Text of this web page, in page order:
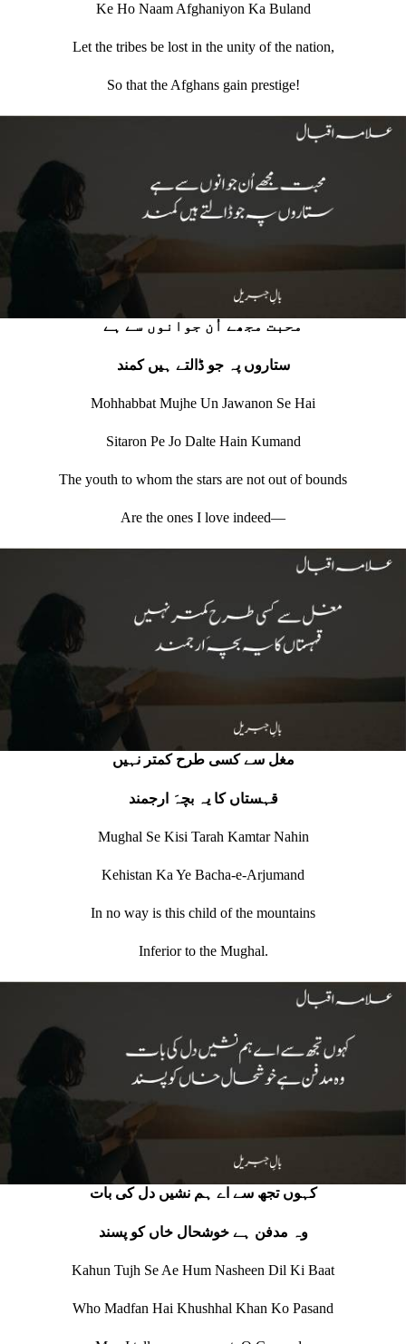
Ke Ho Naam Afghaniyon Ka Buland
Let the tribes be lost in the unity of the nation,
So that the Afghans gain prestige!
محبت مجھے اُن جوانوں سے ہے
ستاروں پہ جو ڈالتے ہیں کمند
Mohhabbat Mujhe Un Jawanon Se Hai
Sitaron Pe Jo Dalte Hain Kumand
The youth to whom the stars are not out of bounds
Are the ones I love indeed—
مغل سے کسی طرح کمتر نہیں
قہستاں کا یہ بچہَ ارجمند
Mughal Se Kisi Tarah Kamtar Nahin
Kehistan Ka Ye Bacha-e-Arjumand
In no way is this child of the mountains
Inferior to the Mughal.
کہوں تجھ سے اے ہم نشیں دل کی بات
وہ مدفن ہے خوشحال خاں کو پسند
Kahun Tujh Se Ae Hum Nasheen Dil Ki Baat
Who Madfan Hai Khushhal Khan Ko Pasand